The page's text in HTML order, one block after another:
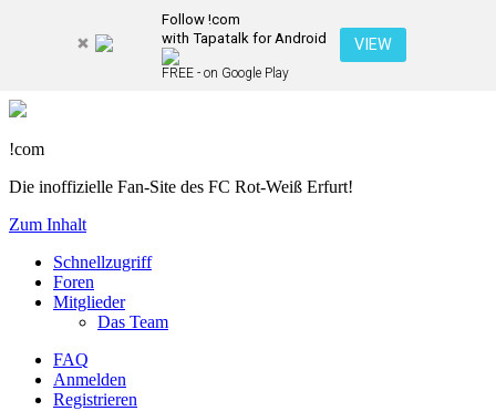
Follow !com
with Tapatalk for Android
FREE - on Google Play
VIEW
!com
Die inoffizielle Fan-Site des FC Rot-Weiß Erfurt!
Zum Inhalt
Schnellzugriff
Foren
Mitglieder
Das Team
FAQ
Anmelden
Registrieren